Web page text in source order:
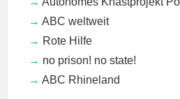
ABC weltweit
Rote Hilfe
no prison! no state!
ABC Rhineland